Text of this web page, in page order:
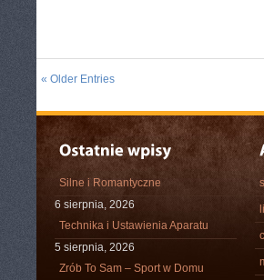
« Older Entries
Silne i Romantyczne
6 sierpnia, 2026
Technika i Ustawienia Aparatu
5 sierpnia, 2026
Zrób To Sam – Sport w Domu